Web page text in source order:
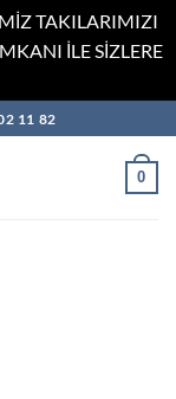
TAKILARIMIZI
İLE SİZLERE
11 82
0